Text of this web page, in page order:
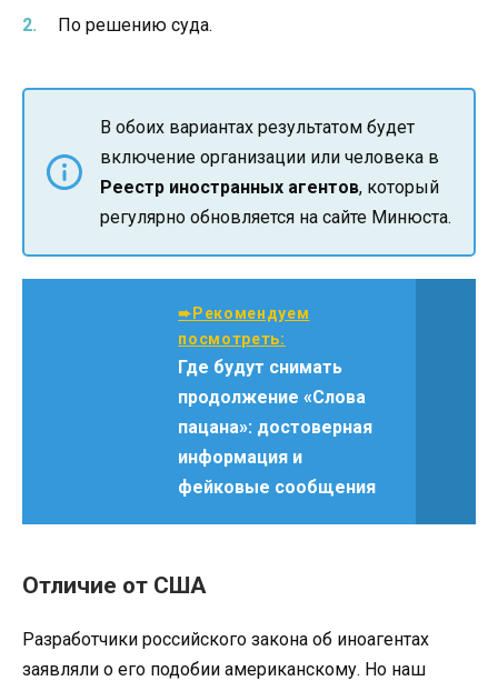
По решению суда.
В обоих вариантах результатом будет
включение организации или человека в
Реестр иностранных агентов, который
регулярно обновляется на сайте Минюста.
➨Рекомендуем
посмотреть:
Где будут снимать
продолжение «Слова
пацана»: достоверная
информация и
фейковые сообщения
Отличие от США
Разработчики российского закона об иноагентах
заявляли о его подобии американскому. Но наш